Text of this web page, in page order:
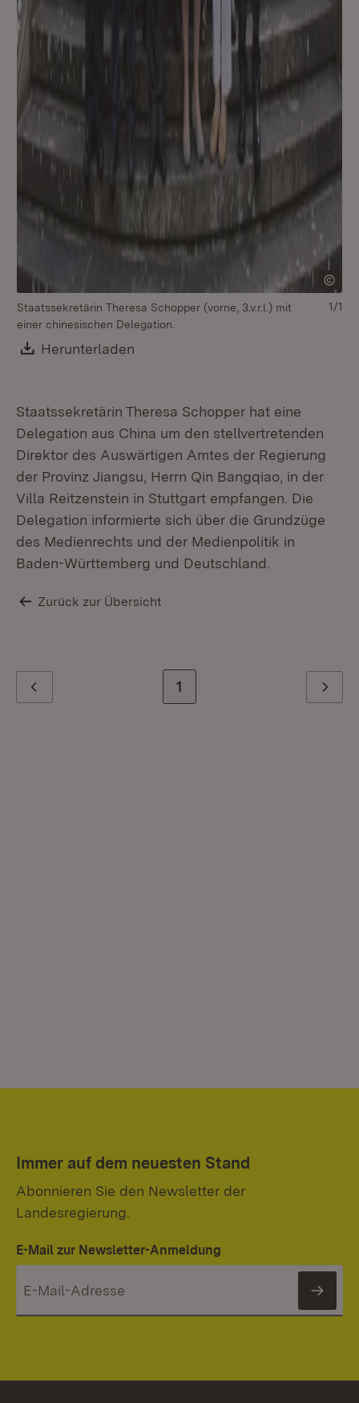
Staatssekretärin Theresa Schopper (vorne, 3.v.r.l.) mit
einer chinesischen Delegation.
Download:
Herunterladen
1/1
Staatssekretärin Theresa Schopper hat eine
Delegation aus China um den stellvertretenden
Direktor des Auswärtigen Amtes der Regierung
der Provinz Jiangsu, Herrn Qin Bangqiao, in der
Villa Reitzenstein in Stuttgart empfangen. Die
Delegation informierte sich über die Grundzüge
des Medienrechts und der Medienpolitik in
Baden-Württemberg und Deutschland.
Zurück zur Übersicht
Zur letzten Seite
1 Weiter
Immer auf dem neuesten Stand
Abonnieren Sie den Newsletter der
Landesregierung.
E-Mail zur Newsletter-Anmeldung